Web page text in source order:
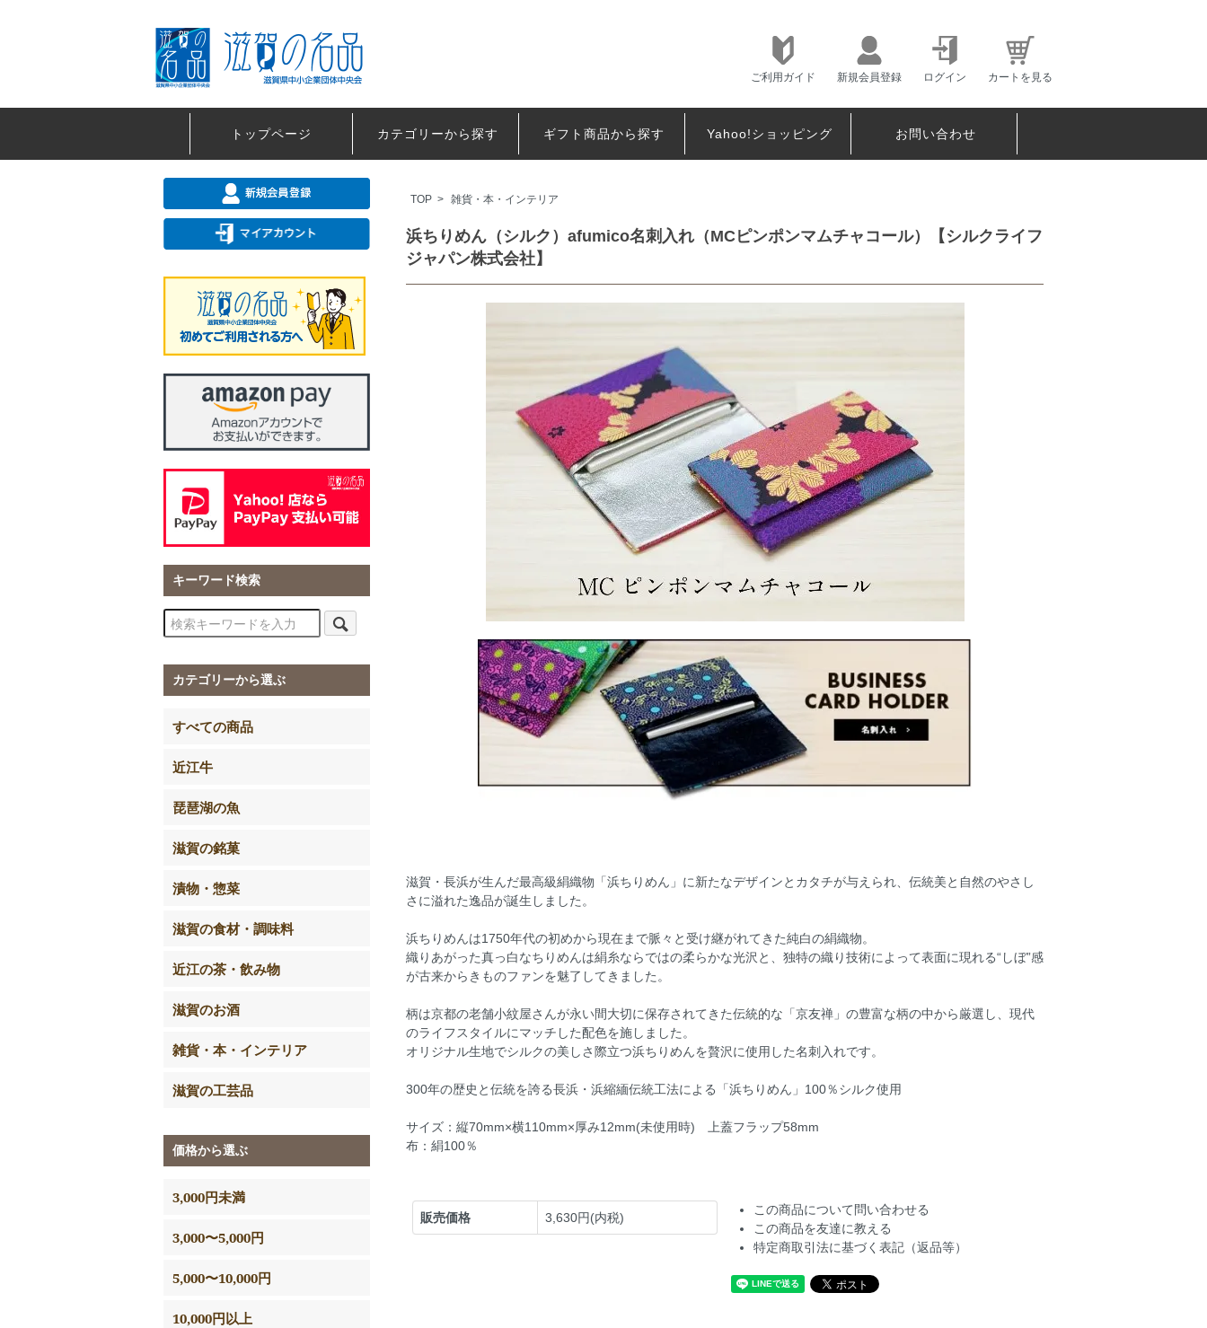
ご利用ガイド 新規会員登録 ログイン カートを見る
トップページ カテゴリーから探す ギフト商品から探す Yahoo!ショッピング お問い合わせ
TOP > 雑貨・本・インテリア
浜ちりめん（シルク）afumico名刺入れ（MCピンポンマムチャコール）【シルクライフ
ジャパン株式会社】
滋賀・長浜が生んだ最高級絹織物「浜ちりめん」に新たなデザインとカタチが与えられ、伝統美と自然のやさし
さに溢れた逸品が誕生しました。
浜ちりめんは1750年代の初めから現在まで脈々と受け継がれてきた純白の絹織物。
織りあがった真っ白なちりめんは絹糸ならではの柔らかな光沢と、独特の織り技術によって表面に現れる“しぼ”感
が古来からきものファンを魅了してきました。
柄は京都の老舗小紋屋さんが永い間大切に保存されてきた伝統的な「京友禅」の豊富な柄の中から厳選し、現代
のライフスタイルにマッチした配色を施しました。
オリジナル生地でシルクの美しさ際立つ浜ちりめんを贅沢に使用した名刺入れです。
300年の歴史と伝統を誇る長浜・浜縮緬伝統工法による「浜ちりめん」100％シルク使用
サイズ：縦70mm×横110mm×厚み12mm(未使用時) 上蓋フラップ58mm
布：絹100％
販売価格 3,630円(内税)
この商品について問い合わせる
この商品を友達に教える
特定商取引法に基づく表記（返品等）
キーワード検索
カテゴリーから選ぶ
すべての商品
近江牛
琵琶湖の魚
滋賀の銘菓
漬物・惣菜
滋賀の食材・調味料
近江の茶・飲み物
滋賀のお酒
雑貨・本・インテリア
滋賀の工芸品
価格から選ぶ
3,000円未満
3,000〜5,000円
5,000〜10,000円
10,000円以上